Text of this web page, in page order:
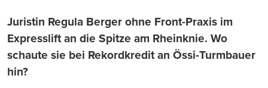
Juristin Regula Berger ohne Front-Praxis im
Expresslift an die Spitze am Rheinknie. Wo
schaute sie bei Rekordkredit an Össi-Turmbauer
hin?